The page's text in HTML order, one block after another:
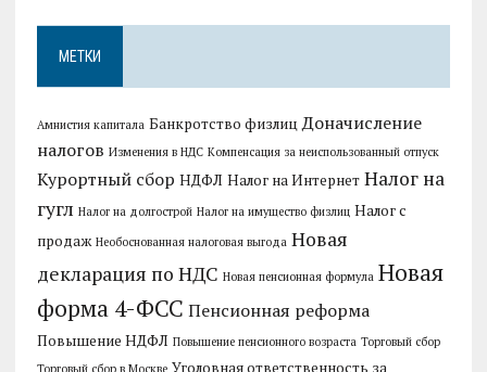
МЕТКИ
Амнистия капитала Банкротство физлиц Доначисление
налогов Изменения в НДС Компенсация за неиспользованный отпуск
Курортный сбор НДФЛ Налог на Интернет Налог на
гугл Налог на долгострой Налог на имущество физлиц Налог с
продаж Необоснованная налоговая выгода Новая
декларация по НДС Новая пенсионная формула Новая
форма 4-ФСС Пенсионная реформа
Повышение НДФЛ Повышение пенсионного возраста Торговый сбор
Торговый сбор в Москве Уголовная ответственность за